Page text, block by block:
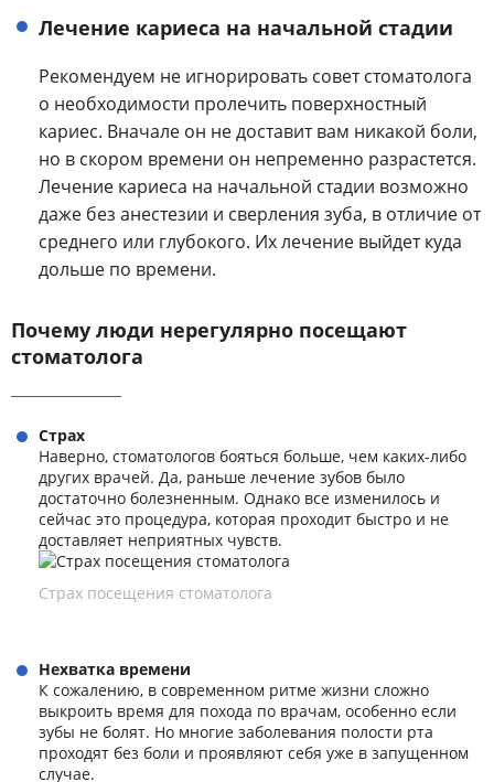
Лечение кариеса на начальной стадии
Рекомендуем не игнорировать совет стоматолога
о необходимости пролечить поверхностный
кариес. Вначале он не доставит вам никакой боли,
но в скором времени он непременно разрастется.
Лечение кариеса на начальной стадии возможно
даже без анестезии и сверления зуба, в отличие от
среднего или глубокого. Их лечение выйдет куда
дольше по времени.
Почему люди нерегулярно посещают
стоматолога
Страх
Наверно, стоматологов бояться больше, чем каких-либо
других врачей. Да, раньше лечение зубов было
достаточно болезненным. Однако все изменилось и
сейчас это процедура, которая проходит быстро и не
доставляет неприятных чувств.
Страх посещения стоматолога
Нехватка времени
К сожалению, в современном ритме жизни сложно
выкроить время для похода по врачам, особенно если
зубы не болят. Но многие заболевания полости рта
проходят без боли и проявляют себя уже в запущенном
случае.